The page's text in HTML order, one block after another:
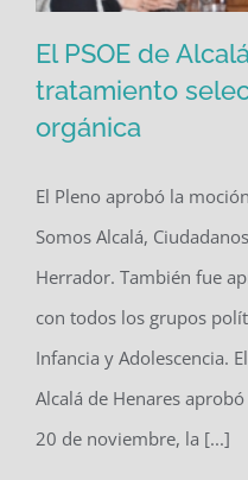
tratamiento
El PSOE de
tratamiento
orgánica
El Pleno aprobó la
Somos Alcalá,
Herrador. También fue
con todos los grupos
Infancia y Adolescencia.
Alcalá de Henares
20 de noviembre, la [...]